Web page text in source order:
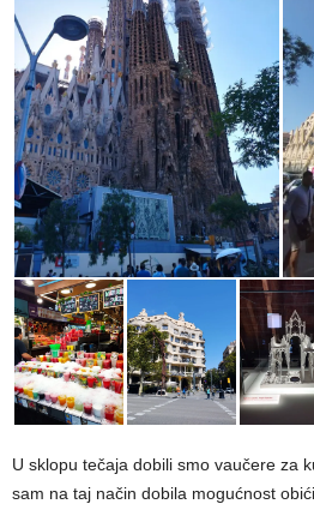
U sklopu tečaja dobili smo vaučere za
sam na taj način dobila mogućnost